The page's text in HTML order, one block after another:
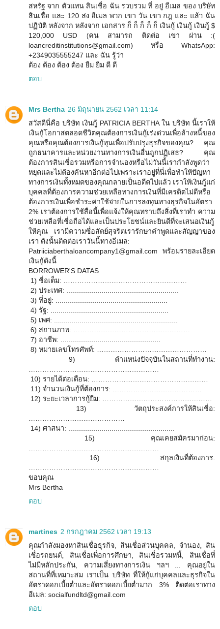
สหรัฐ จาก ตัวแทน สินเชื่อ ฉัน รวบรวม ที่ อยู่ อีเมล ของ บริษัท
สินเชื่อ และ 120 ส่ง อีเมล พวก เขา วัน เขา กฎ และ แล้ว ฉัน
ปฏิบัติ หลังจาก หลังจาก เอกสาร ก็ ก็ ก็ ก็ ก็ เงินกู้ เงินกู้ เงินกู้ $
120,000 USD (คน สามารถ ติดต่อ เขา ผ่าน :(
loancreditinstitutions@gmail.com) หรือ WhatsApp:
+2349035555247 และ ฉัน รู้ว่า
ต้อง ต้อง ต้อง ต้อง ยืม ยืม ดี ดี
ตอบ
Mrs Bertha 26 มิถุนายน 2562 เวลา 11:14
สวัสดีนี่คือ บริษัท เงินกู้ PATRICIA BERTHA ใน บริษัท นี้เราให้
เงินกู้โอกาสตลอดชีวิตคุณต้องการเงินกู้เร่งด่วนเพื่อล้างหนี้ของ
คุณหรือคุณต้องการเงินกู้ทุนเพื่อปรับปรุงธุรกิจของคุณ? คุณ
ถูกธนาคารและหน่วยงานทางการเงินอื่นถูกปฏิเสธ? คุณ
ต้องการสินเชื่อรวมหรือการจำนองหรือไม่วันนี้เรากำลังพูดว่า
หยุดและไม่ต้องค้นหาอีกต่อไปเพราะเราอยู่ที่นี่เพื่อทำให้ปัญหา
ทางการเงินทั้งหมดของคุณกลายเป็นอดีตไปแล้ว เราให้เงินกู้แก่
บุคคลที่ต้องการความช่วยเหลือทางการเงินที่มีเครดิตไม่ดีหรือ
ต้องการเงินเพื่อชำระค่าใช้จ่ายในการลงทุนทางธุรกิจในอัตรา
2% เราต้องการใช้สื่อนี้เพื่อแจ้งให้คุณทราบถึงสิ่งที่เราทำ ความ
ช่วยเหลือที่เชื่อถือได้และเป็นประโยชน์และยินดีที่จะเสนอเงินกู้
ให้คุณ เรามีความซื่อสัตย์สุจริตเรารักษาคำพูดและสัญญาของ
เรา ดังนั้นติดต่อเราวันนี้ทางอีเมล:
Patriiciaberthaloancompany1@gmail.com พร้อมรายละเอียด
เงินกู้ดังนี้
BORROWER'S DATAS
1) ชื่อเต็ม: ………………………………………………
2) ประเทศ: .........................................................
3) ที่อยู่: .........................................................
4) รัฐ: ............................................................
5) เพศ: ...............................................................
6) สถานภาพ: ……………………………………………
7) อาชีพ: ...................................................
8) หมายเลขโทรศัพท์: …………………………………………
9) ตำแหน่งปัจจุบันในสถานที่ทำงาน:
…………………………………………………
10) รายได้ต่อเดือน: ……………………………………………
11) จำนวนเงินกู้ที่ต้องการ: …………………………………
12) ระยะเวลาการกู้ยืม: …………………………………………
13) วัตถุประสงค์การให้สินเชื่อ:
……………………………………
14) ศาสนา: ......................................................
15) คุณเคยสมัครมาก่อน:
…………………………………………………
16) สกุลเงินที่ต้องการ:
…………………………………………………
ขอบคุณ
Mrs Bertha
ตอบ
martines 2 กรกฎาคม 2562 เวลา 19:13
คุณกำลังมองหาสินเชื่อธุรกิจ, สินเชื่อส่วนบุคคล, จำนอง, สิน
เชื่อรถยนต์, สินเชื่อเพื่อการศึกษา, สินเชื่อรวมหนี้, สินเชื่อที่
ไม่มีหลักประกัน, ความเสี่ยงทางการเงิน ฯลฯ ... คุณอยู่ใน
สถานที่ที่เหมาะสม เราเป็น บริษัท ที่ให้กู้แก่บุคคลและธุรกิจใน
อัตราดอกเบี้ยต่ำและอัตราดอกเบี้ยต่ำมาก 3% ติดต่อเราทาง
อีเมล: socialfundltd@gmail.com
ตอบ